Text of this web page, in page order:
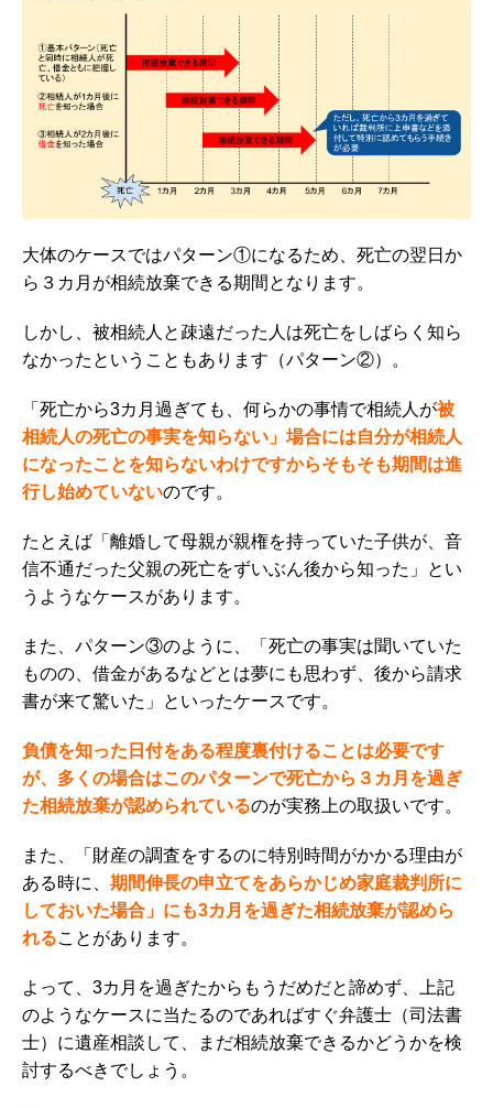
大体のケースではパターン①になるため、死亡の翌日か
ら３カ月が相続放棄できる期間となります。
しかし、被相続人と疎遠だった人は死亡をしばらく知ら
なかったということもあります（パターン②）。
「死亡から3カ月過ぎても、何らかの事情で相続人が被
相続人の死亡の事実を知らない」場合には自分が相続人
になったことを知らないわけですからそもそも期間は進
行し始めていないのです。
たとえば「離婚して母親が親権を持っていた子供が、音
信不通だった父親の死亡をずいぶん後から知った」とい
うようなケースがあります。
また、パターン③のように、「死亡の事実は聞いていた
ものの、借金があるなどとは夢にも思わず、後から請求
書が来て驚いた」といったケースです。
負債を知った日付をある程度裏付けることは必要です
が、 多くの場合はこのパターンで死亡から３カ月を過ぎ
た相続放棄が認められているのが実務上の取扱いです。
また、「財産の調査をするのに特別時間がかかる理由が
ある時に、 期間伸長の申立てをあらかじめ家庭裁判所に
しておいた場合」にも3カ月を過ぎた相続放棄が認めら
れることがあります。
よって、3カ月を過ぎたからもうだめだと諦めず、上記
のようなケースに当たるのであればすぐ弁護士（司法書
士）に遺産相談して、まだ相続放棄できるかどうかを検
討するべきでしょう。